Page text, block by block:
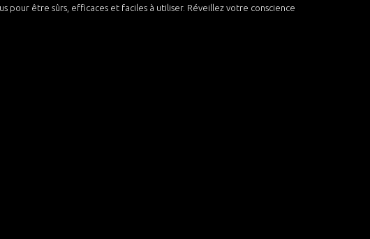
pour être sûrs, efficaces et faciles à utiliser. Réveillez votre conscience